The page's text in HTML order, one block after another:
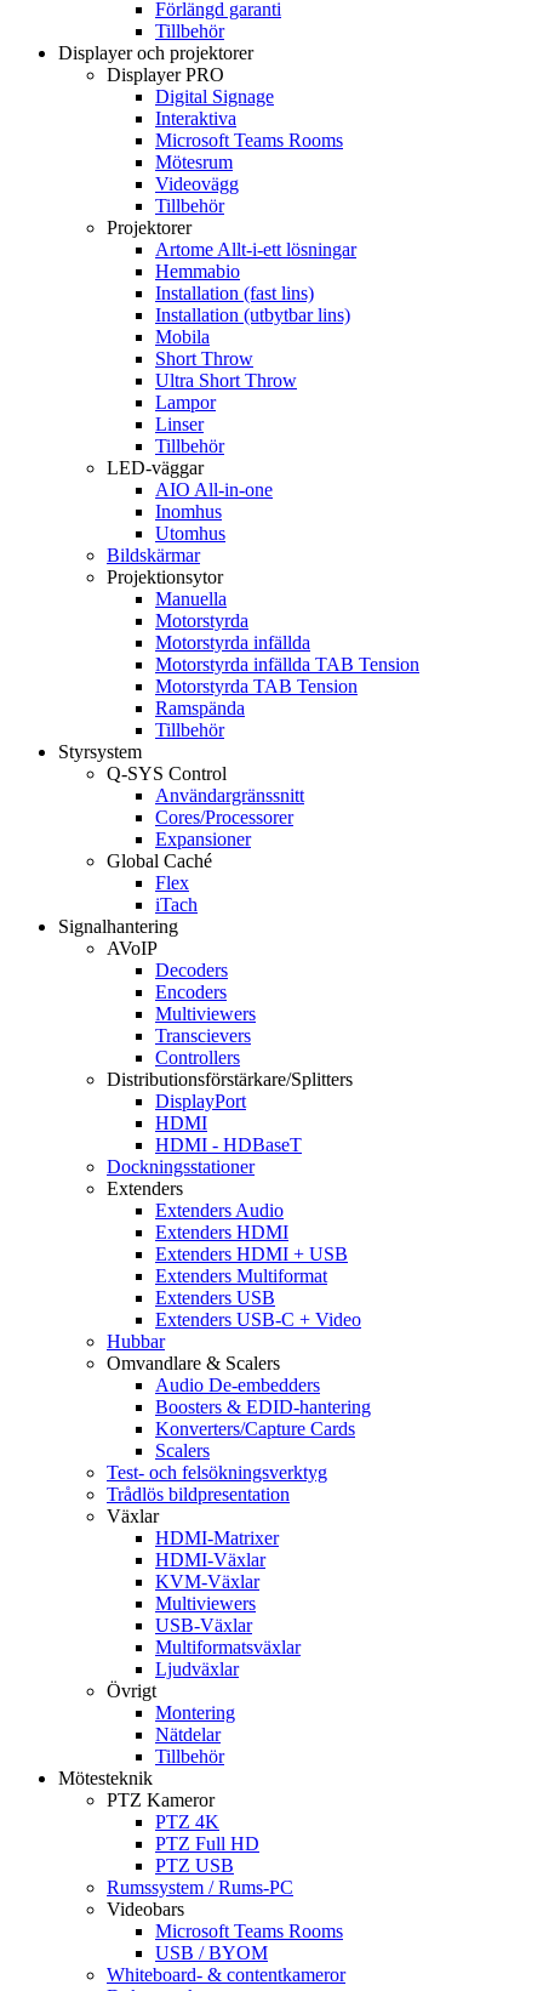
Förlängd garanti
Tillbehör
Displayer och projektorer
Displayer PRO
Digital Signage
Interaktiva
Microsoft Teams Rooms
Mötesrum
Videovägg
Tillbehör
Projektorer
Artome Allt-i-ett lösningar
Hemmabio
Installation (fast lins)
Installation (utbytbar lins)
Mobila
Short Throw
Ultra Short Throw
Lampor
Linser
Tillbehör
LED-väggar
AIO All-in-one
Inomhus
Utomhus
Bildskärmar
Projektionsytor
Manuella
Motorstyrda
Motorstyrda infällda
Motorstyrda infällda TAB Tension
Motorstyrda TAB Tension
Ramspända
Tillbehör
Styrsystem
Q-SYS Control
Användargränssnitt
Cores/Processorer
Expansioner
Global Caché
Flex
iTach
Signalhantering
AVoIP
Decoders
Encoders
Multiviewers
Transcievers
Controllers
Distributionsförstärkare/Splitters
DisplayPort
HDMI
HDMI - HDBaseT
Dockningsstationer
Extenders
Extenders Audio
Extenders HDMI
Extenders HDMI + USB
Extenders Multiformat
Extenders USB
Extenders USB-C + Video
Hubbar
Omvandlare & Scalers
Audio De-embedders
Boosters & EDID-hantering
Konverters/Capture Cards
Scalers
Test- och felsökningsverktyg
Trådlös bildpresentation
Växlar
HDMI-Matrixer
HDMI-Växlar
KVM-Växlar
Multiviewers
USB-Växlar
Multiformatsväxlar
Ljudväxlar
Övrigt
Montering
Nätdelar
Tillbehör
Mötesteknik
PTZ Kameror
PTZ 4K
PTZ Full HD
PTZ USB
Rumssystem / Rums-PC
Videobars
Microsoft Teams Rooms
USB / BYOM
Whiteboard- & contentkameror